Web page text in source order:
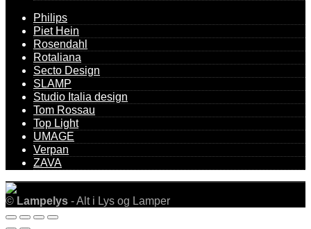
Philips
Piet Hein
Rosendahl
Rotaliana
Secto Design
SLAMP
Studio Italia design
Tom Rossau
Top Light
UMAGE
Verpan
ZAVA
© Lampelys - Alt i Lys og Lamper